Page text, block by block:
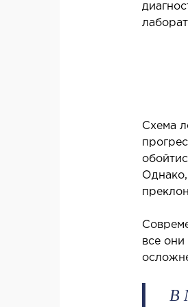
МРТ внутренних органов
ОСТЕОПАТИЯ/
РЕАБИЛИТОЛОГИЯ
ДЕТОКСИКАЦИЯ И
Схема
все
В